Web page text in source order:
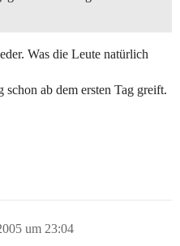
Was die Leute natürlich
schon ab dem ersten Tag greift.
um 23:04